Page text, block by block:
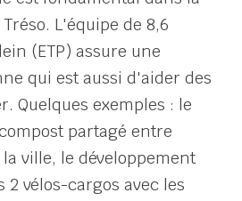
L'équipe de 8,6
(ETP) assure une
qui est aussi d'aider des
Quelques exemples : le
partagé entre
ville, le développement
2 vélos-cargos avec les